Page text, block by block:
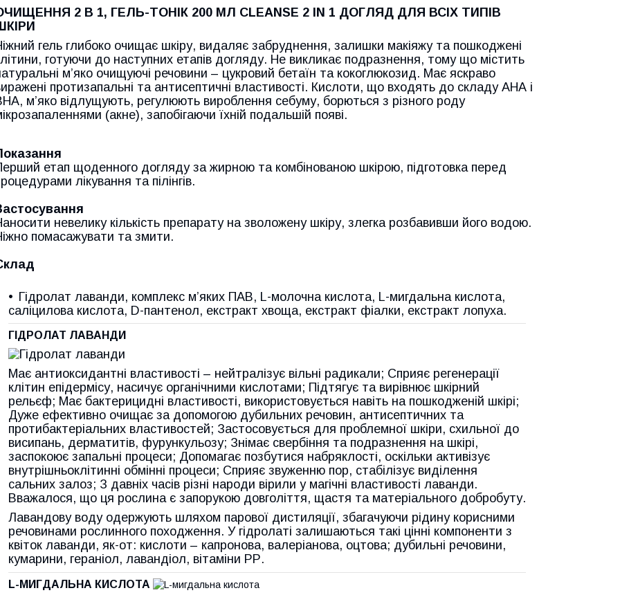
2 В 1, ГЕЛЬ-ТОНІК 200 МЛ CLEANSE 2 IN 1 ДОГЛЯД ДЛЯ ВСІХ ТИПІВ
гель глибоко очищає шкіру, видаляє забруднення, залишки макіяжу та пошкоджені
готуючи до наступних етапів догляду. Не викликає подразнення, тому що містить
м’яко очищуючі речовини – цукровий бетаїн та кокоглюкозид. Має яскраво
протизапальні та антисептичні властивості. Кислоти, що входять до складу АНА і
м’яко відлущують, регулюють вироблення себуму, борються з різного роду
(акне), запобігаючи їхній подальшій появі.
етап щоденного догляду за жирною та комбінованою шкірою, підготовка перед
лікування та пілінгів.
невелику кількість препарату на зволожену шкіру, злегка розбавивши його водою.
помасажувати та змити.
Гідролат лаванди, комплекс м’яких ПАВ, L-молочна кислота, L-мигдальна кислота,
саліцилова кислота, D-пантенол, екстракт хвоща, екстракт фіалки, екстракт лопуха.
ГІДРОЛАТ ЛАВАНДИ
Має антиоксидантні властивості – нейтралізує вільні радикали; Сприяє регенерації
клітин епідермісу, насичує органічними кислотами; Підтягує та вирівнює шкірний
рельєф; Має бактерицидні властивості, використовується навіть на пошкодженій шкірі;
Дуже ефективно очищає за допомогою дубильних речовин, антисептичних та
протибактеріальних властивостей; Застосовується для проблемної шкіри, схильної до
висипань, дерматитів, фурункульозу; Знімає свербіння та подразнення на шкірі,
заспокоює запальні процеси; Допомагає позбутися набряклості, оскільки активізує
внутрішньоклітинні обмінні процеси; Сприяє звуженню пор, стабілізує виділення
сальних залоз; З давніх часів різні народи вірили у магічні властивості лаванди.
Вважалося, що ця рослина є запорукою довголіття, щастя та матеріального добробуту.
Лавандову воду одержують шляхом парової дистиляції, збагачуючи рідину корисними
речовинами рослинного походження. У гідролаті залишаються такі цінні компоненти з
квіток лаванди, як-от: кислоти – капронова, валеріанова, оцтова; дубильні речовини,
кумарини, гераніол, лавандіол, вітаміни РР.
L-МИГДАЛЬНА КИСЛОТА